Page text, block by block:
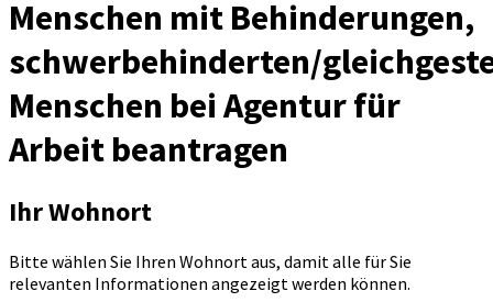
Menschen mit Behinderungen,
schwerbehinderten/
Menschen bei Agentur für
Arbeit beantragen
Ihr Wohnort
Bitte wählen Sie Ihren Wohnort aus, damit alle für Sie
relevanten Informationen angezeigt werden können.